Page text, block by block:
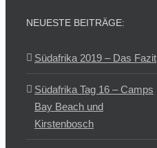
NEUESTE BEITRÄGE:
Südafrika 2019 – Das Fazit
Südafrika Tag 16 – Camps
Bay Beach und
Kirstenbosch